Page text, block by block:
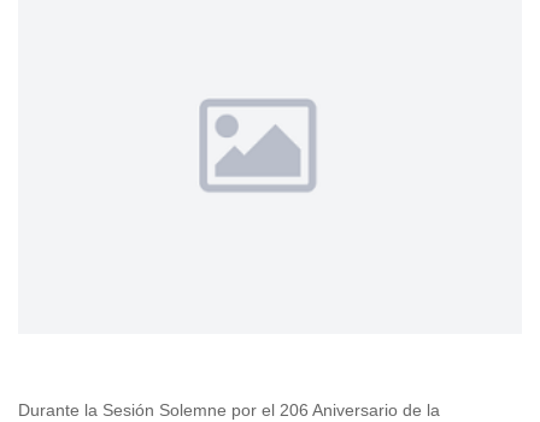
Durante la Sesión Solemne por el 206 Aniversario de la